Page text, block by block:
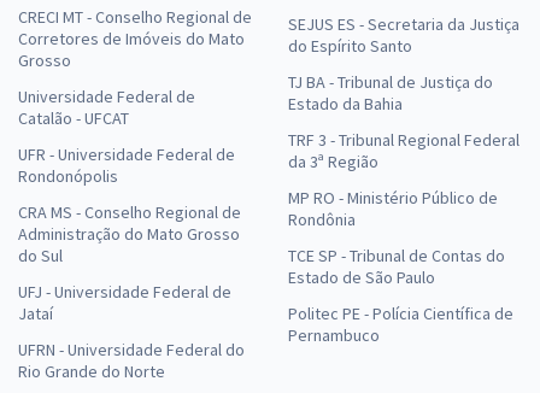
CRECI MT - Conselho Regional de
Corretores de Imóveis do Mato
Grosso
Universidade Federal de
Catalão - UFCAT
UFR - Universidade Federal de
Rondonópolis
CRA MS - Conselho Regional de
Administração do Mato Grosso
do Sul
UFJ - Universidade Federal de
Jataí
UFRN - Universidade Federal do
Rio Grande do Norte
SEJUS ES - Secretaria da Justiça
do Espírito Santo
TJ BA - Tribunal de Justiça do
Estado da Bahia
TRF 3 - Tribunal Regional Federal
da 3ª Região
MP RO - Ministério Público de
Rondônia
TCE SP - Tribunal de Contas do
Estado de São Paulo
Politec PE - Polícia Científica de
Pernambuco